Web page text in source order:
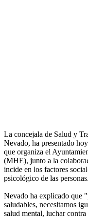
La concejala de Salud y
Nevado, ha presentado
que organiza el
(MHE), junto a la
incide en los factores
psicológico de las personas.
Nevado ha explicado que
saludables, necesitamos
salud mental, luchar